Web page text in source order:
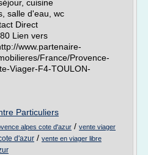
cuisine
salle d'eau, wc
Direct
Lien vers
www.partenaire-
France/Provence-
Viager-F4-TOULON-
Particuliers
alpes cote d'azur / vente viager
d'azur / vente en viager libre